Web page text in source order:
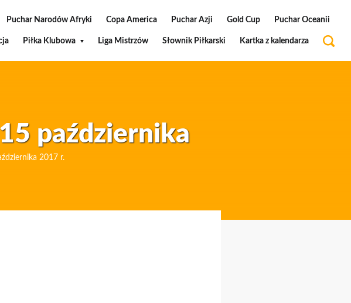
Puchar Narodów Afryki Copa America Puchar Azji Gold Cup Puchar Oceanii
Piłka Klubowa Liga Mistrzów Słownik Piłkarski Kartka z kalendarza
października
2017 r.